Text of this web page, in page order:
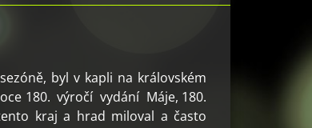
byl v kapli na královském
180. výročí vydání Máje, 180.
kraj a hrad miloval a často